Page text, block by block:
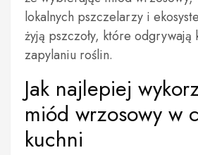
lokalnych pszczelarzy i
żyją pszczoły, które odgrywają
zapylaniu roślin.
Jak najlepiej
miód wrzosowy w
kuchni